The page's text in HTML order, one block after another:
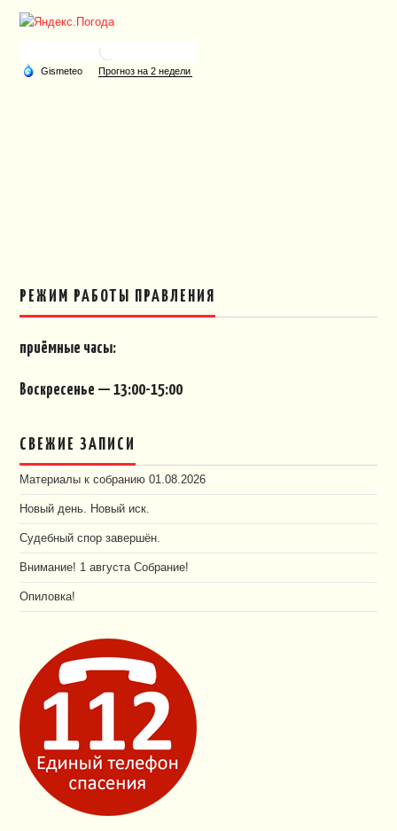
РЕЖИМ РАБОТЫ ПРАВЛЕНИЯ
приёмные часы:
Воскресенье — 13:00-15:00
СВЕЖИЕ ЗАПИСИ
Материалы к собранию 01.08.2026
Новый день. Новый иск.
Судебный спор завершён.
Внимание! 1 августа Собрание!
Опиловка!